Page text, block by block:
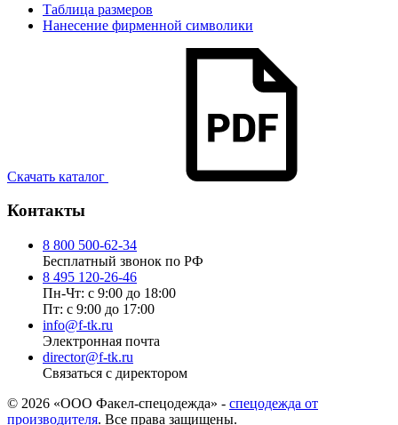
Таблица размеров
Нанесение фирменной символики
Скачать каталог
Контакты
8 800 500-62-34
Бесплатный звонок по РФ
8 495 120-26-46
Пн-Чт: с 9:00 до 18:00
Пт: с 9:00 до 17:00
info@f-tk.ru
Электронная почта
director@f-tk.ru
Связаться с директором
© 2026 «ООО Факел-спецодежда» - спецодежда от
производителя. Все права защищены.